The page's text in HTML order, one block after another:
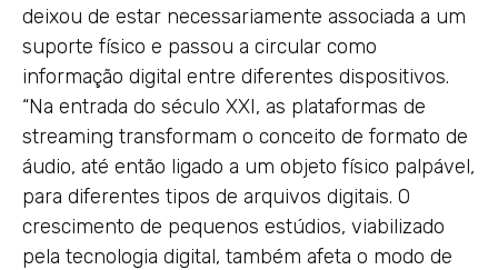
deixou de estar necessariamente associada a um
suporte físico e passou a circular como
informação digital entre diferentes dispositivos.
“Na entrada do século XXI, as plataformas de
streaming transformam o conceito de formato de
áudio, até então ligado a um objeto físico palpável,
para diferentes tipos de arquivos digitais. O
crescimento de pequenos estúdios, viabilizado
pela tecnologia digital, também afeta o modo de